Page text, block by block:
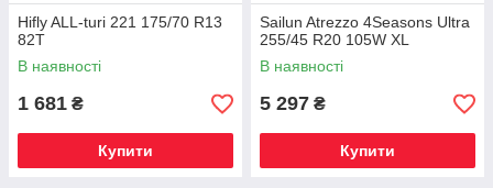
Hifly ALL-turi 221 175/70 R13
82T
В наявності
1 681 ₴
Купити
Sailun Atrezzo 4Seasons Ultra
255/45 R20 105W XL
В наявності
5 297 ₴
Купити